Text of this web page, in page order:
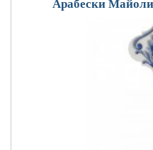
Арабески